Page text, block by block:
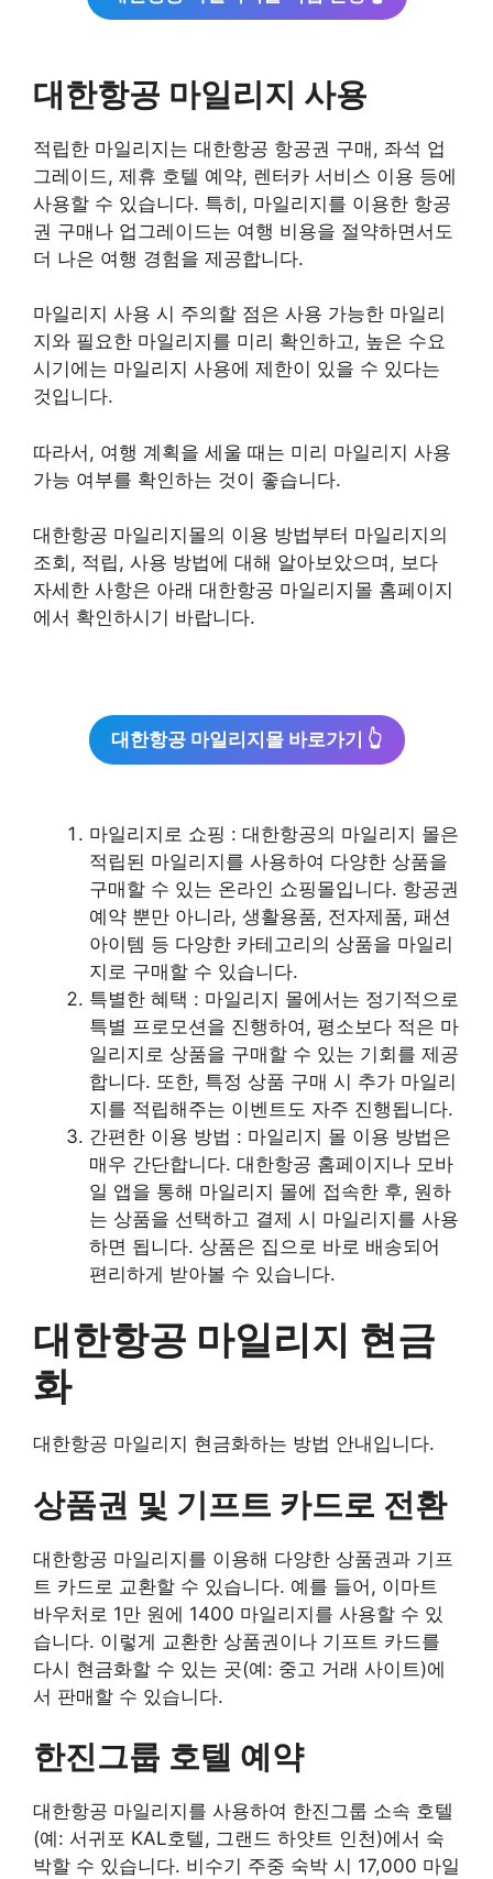
대한항공 마일리지 사용
적립한 마일리지는 대한항공 항공권 구매, 좌석 업
그레이드, 제휴 호텔 예약, 렌터카 서비스 이용 등에
사용할 수 있습니다. 특히, 마일리지를 이용한 항공
권 구매나 업그레이드는 여행 비용을 절약하면서도
더 나은 여행 경험을 제공합니다.
마일리지 사용 시 주의할 점은 사용 가능한 마일리
지와 필요한 마일리지를 미리 확인하고, 높은 수요
시기에는 마일리지 사용에 제한이 있을 수 있다는
것입니다.
따라서, 여행 계획을 세울 때는 미리 마일리지 사용
가능 여부를 확인하는 것이 좋습니다.
대한항공 마일리지몰의 이용 방법부터 마일리지의
조회, 적립, 사용 방법에 대해 알아보았으며, 보다
자세한 사항은 아래 대한항공 마일리지몰 홈페이지
에서 확인하시기 바랍니다.
대한항공 마일리지몰 바로가기 👆
마일리지로 쇼핑 : 대한항공의 마일리지 몰은
적립된 마일리지를 사용하여 다양한 상품을
구매할 수 있는 온라인 쇼핑몰입니다. 항공권
예약 뿐만 아니라, 생활용품, 전자제품, 패션
아이템 등 다양한 카테고리의 상품을 마일리
지로 구매할 수 있습니다.
특별한 혜택 : 마일리지 몰에서는 정기적으로
특별 프로모션을 진행하여, 평소보다 적은 마
일리지로 상품을 구매할 수 있는 기회를 제공
합니다. 또한, 특정 상품 구매 시 추가 마일리
지를 적립해주는 이벤트도 자주 진행됩니다.
간편한 이용 방법 : 마일리지 몰 이용 방법은
매우 간단합니다. 대한항공 홈페이지나 모바
일 앱을 통해 마일리지 몰에 접속한 후, 원하
는 상품을 선택하고 결제 시 마일리지를 사용
하면 됩니다. 상품은 집으로 바로 배송되어
편리하게 받아볼 수 있습니다.
대한항공 마일리지 현금
화
대한항공 마일리지 현금화하는 방법 안내입니다.
상품권 및 기프트 카드로 전환
대한항공 마일리지를 이용해 다양한 상품권과 기프
트 카드로 교환할 수 있습니다. 예를 들어, 이마트
바우처로 1만 원에 1400 마일리지를 사용할 수 있
습니다. 이렇게 교환한 상품권이나 기프트 카드를
다시 현금화할 수 있는 곳(예: 중고 거래 사이트)에
서 판매할 수 있습니다.
한진그룹 호텔 예약
대한항공 마일리지를 사용하여 한진그룹 소속 호텔
(예: 서귀포 KAL호텔, 그랜드 하얏트 인천)에서 숙
박할 수 있습니다. 비수기 주중 숙박 시 17,000 마일